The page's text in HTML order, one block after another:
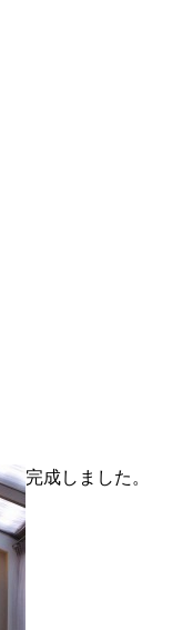
完成しました。